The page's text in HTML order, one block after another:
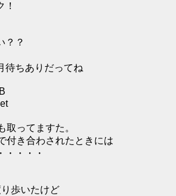
？？
待ちありだってね
取ってますた。
付き合わされたときには
・・・・
歩いたけど